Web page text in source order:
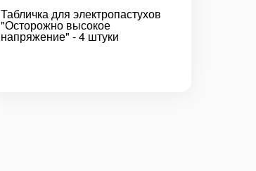
Табличка для электропастухов
"Осторожно высокое
напряжение" - 4 штуки